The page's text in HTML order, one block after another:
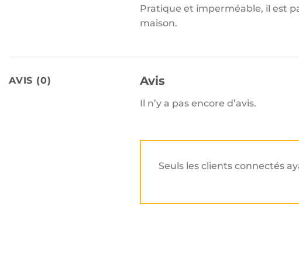
Pratique et imperméable, il est
maison.
AVIS (0) Avis
Il n’y a pas encore d’avis.
Seuls les clients connectés